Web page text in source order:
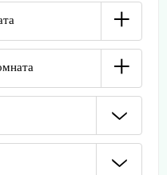
+
+